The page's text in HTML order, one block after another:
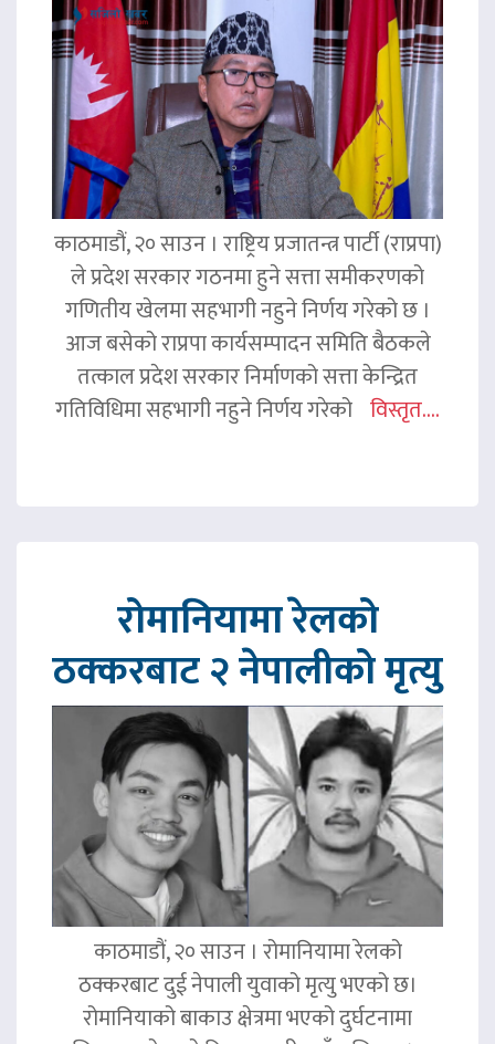
काठमाडौं, २० साउन । राष्ट्रिय प्रजातन्त्र पार्टी (राप्रपा)
ले प्रदेश सरकार गठनमा हुने सत्ता समीकरणको
गणितीय खेलमा सहभागी नहुने निर्णय गरेको छ ।
आज बसेको राप्रपा कार्यसम्पादन समिति बैठकले
तत्काल प्रदेश सरकार निर्माणको सत्ता केन्द्रित
गतिविधिमा सहभागी नहुने निर्णय गरेको विस्तृत....
रोमानियामा रेलको
ठक्करबाट २ नेपालीको मृत्यु
काठमाडौं, २० साउन । रोमानियामा रेलको
ठक्करबाट दुई नेपाली युवाको मृत्यु भएको छ।
रोमानियाको बाकाउ क्षेत्रमा भएको दुर्घटनामा